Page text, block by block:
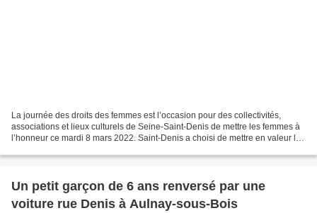
La journée des droits des femmes est l’occasion pour des collectivités,
associations et lieux culturels de Seine-Saint-Denis de mettre les femmes à
l’honneur ce mardi 8 mars 2022. Saint-Denis a choisi de mettre en valeur la
Un petit garçon de 6 ans renversé par une
voiture rue Denis à Aulnay-sous-Bois